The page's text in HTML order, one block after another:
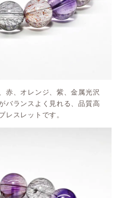
赤、オレンジ、紫、金属光沢
バランスよく見れる、品質高
レスレットです。